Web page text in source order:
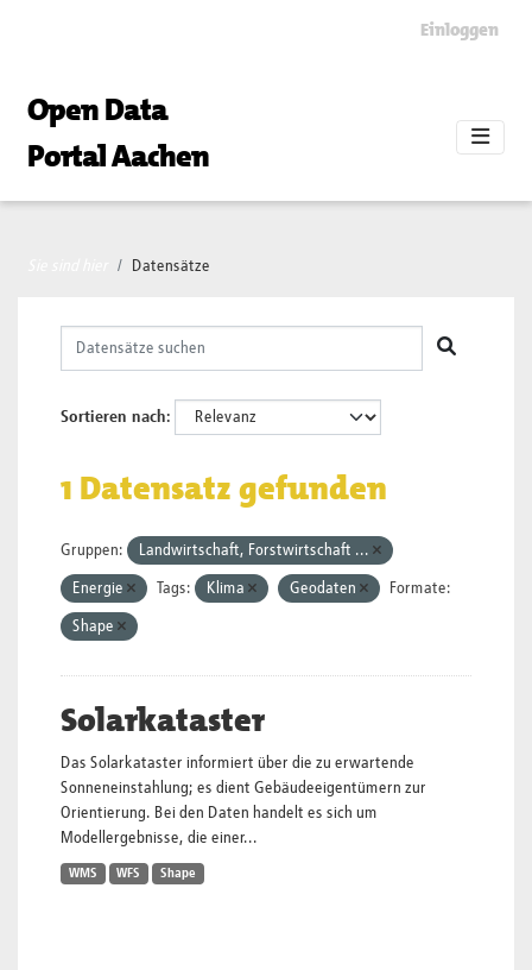
Einloggen
Open Data
Portal Aachen
Datensätze
Sortieren nach
1 Datensatz gefunden
Gruppen: Landwirtschaft, Forstwirtschaft ...
Energie Tags: Klima Geodaten Formate:
Shape
Solarkataster
Das Solarkataster informiert über die zu erwartende
Sonneneinstahlung; es dient Gebäudeeigentümern zur
Orientierung. Bei den Daten handelt es sich um
Modellergebnisse, die einer...
WMS WFS Shape